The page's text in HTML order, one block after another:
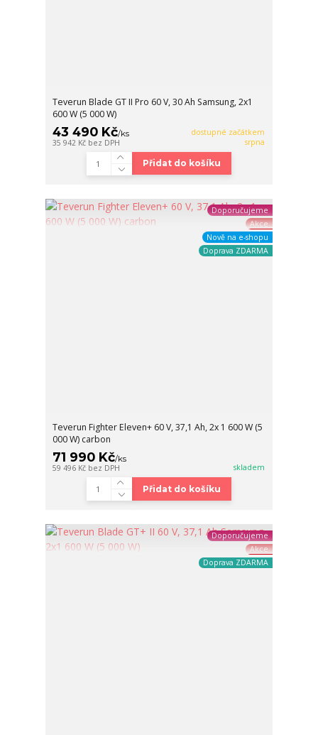
Teverun Blade GT II Pro 60 V, 30 Ah Samsung, 2x1
600 W (5 000 W)
43 490 Kč/ks
35 942 Kč bez DPH
dostupné začátkem
srpna
Přidat do košíku
Doporučujeme
Akce
Nově na e-shopu
Doprava ZDARMA
Teverun Fighter Eleven+ 60 V, 37,1 Ah, 2x 1 600 W (5
000 W) carbon
71 990 Kč/ks
59 496 Kč bez DPH skladem
Přidat do košíku
Doporučujeme
Akce
Doprava ZDARMA